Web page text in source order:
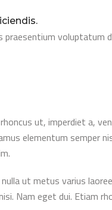
voluptatum
ut, imperdiet a,
elementum semper
ut metus varius
Nam eget dui. Etiam